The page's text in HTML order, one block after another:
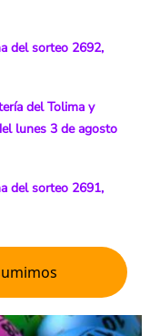
del sorteo 2692,
del Tolima y
lunes 3 de agosto
del sorteo 2691,